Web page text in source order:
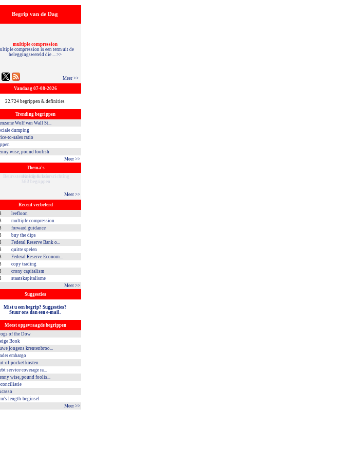
Begrip van de Dag
Meer >>
multiple compression
compression is een term uit de
beleggingswereld die ... >>
Vandaag 07-08-2026
22.724 begrippen & definities
Trending begrippen
Wolf van Wall St...
dumping
to-sales ratio
wise, pound foolish
Meer >>
Thema's
Beursstemming & koersrichting
182 begrippen
Meer >>
Recent verbeterd
leefloon
multiple compression
forward guidance
buy the dips
Federal Reserve Bank o...
quitte spelen
Federal Reserve Econom...
copy trading
crony capitalism
staatskapitalisme
Meer >>
Suggesties
Mist u een begrip? Suggesties?
Stuur ons dan een e-mail.
Meest opgevraagde begrippen
of the Dow
Book
jongens krentenbroo...
embargo
of-pocket kosten
service coverage ra...
wise, pound foolis...
length-beginsel
Meer >>